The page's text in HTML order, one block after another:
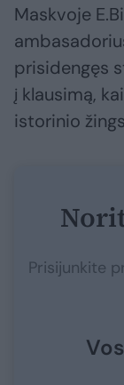
Maskvoje
prisidengęs
į klausimą,
istorinio
Prisijunkite